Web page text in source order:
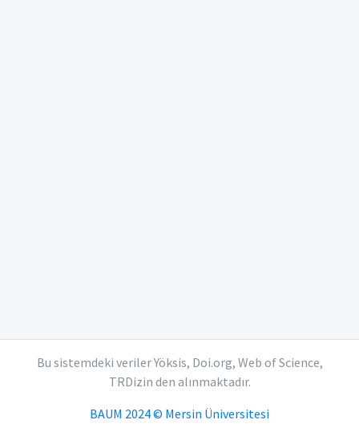
Bu sistemdeki veriler Yöksis, Doi.org, Web of Science,
TRDizin den alınmaktadır.
BAUM 2024 © Mersin Üniversitesi